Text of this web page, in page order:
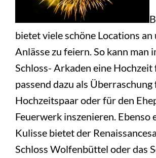
bietet viele schöne Locations
Anlässe zu feiern. So kann man
Schloss- Arkaden eine Hochzeit
passend dazu als Überraschung
Hochzeitspaar oder für den
Feuerwerk inszenieren. Ebenso
Kulisse bietet der
Schloss Wolfenbüttel oder das